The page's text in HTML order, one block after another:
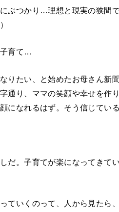
ぶつかり…理想と現実の狭間
育て…
りたい、と始めたお母さん新
通り、ママの笑顔や幸せを作
になれるはず。そう信じている
だ。子育てが楽になってきて
ていくのって、人から見たら